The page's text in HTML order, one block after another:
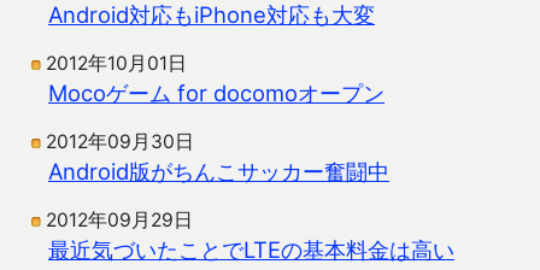
Android対応もiPhone対応も大変
2012年10月01日
Mocoゲーム for docomoオープン
2012年09月30日
Android版がちんこサッカー奮闘中
2012年09月29日
最近気づいたことでLTEの基本料金は高い